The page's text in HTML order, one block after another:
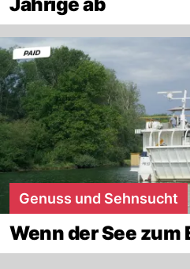
Genuss und Sehnsucht
Wenn der See zum